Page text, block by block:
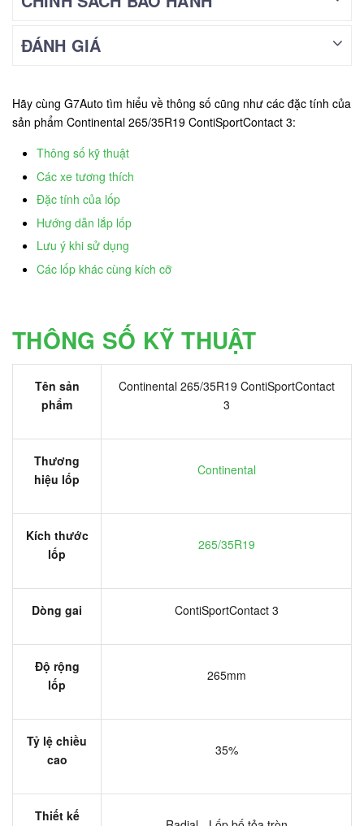
ĐÁNH GIÁ
Hãy cùng G7Auto tìm hiểu về thông số cũng như các đặc tính của
sản phẩm Continental 265/35R19 ContiSportContact 3:
Thông số kỹ thuật
Các xe tương thích
Đặc tính của lốp
Hướng dẫn lắp lốp
Lưu ý khi sử dụng
Các lốp khác cùng kích cỡ
THÔNG SỐ KỸ THUẬT
Tên sản
phẩm
Continental 265/35R19 ContiSportContact
3
Thương
hiệu lốp
Continental
Kích thước
lốp
265/35R19
Dòng gai ContiSportContact 3
Độ rộng
lốp
265mm
Tỷ lệ chiều
cao
35%
Thiết kế